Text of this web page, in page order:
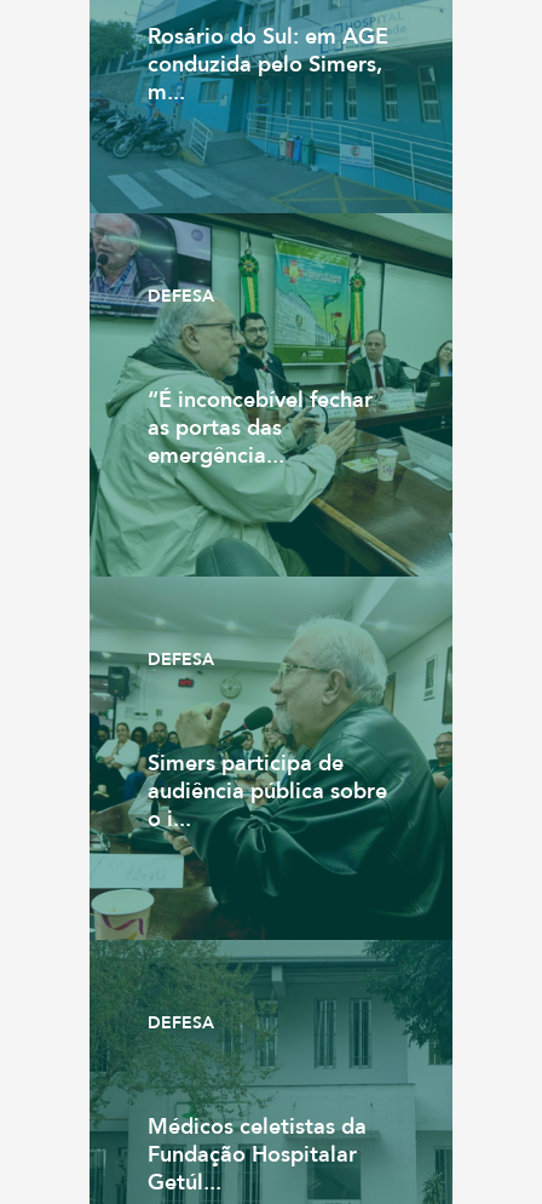
Rosário do Sul: em AGE
conduzida pelo Simers,
m...
DEFESA
“É inconcebível fechar
as portas das
emergência...
DEFESA
Simers participa de
audiência pública sobre
o i...
DEFESA
Médicos celetistas da
Fundação Hospitalar
Getúl...